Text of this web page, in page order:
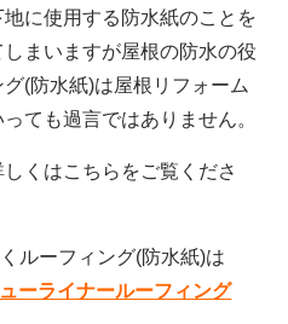
に使用する防水紙のことを
まいますが屋根の防水の役
(防水紙)は屋根リフォーム
ても過言ではありません。
くはこちらをご覧くださ
ルーフィング(防水紙)は
ーライナールーフィング